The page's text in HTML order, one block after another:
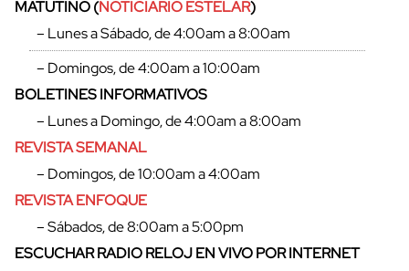
MATUTINO (NOTICIARIO ESTELAR)
– Lunes a Sábado, de 4:00am a 8:00am
– Domingos, de 4:00am a 10:00am
BOLETINES INFORMATIVOS
– Lunes a Domingo, de 4:00am a 8:00am
REVISTA SEMANAL
– Domingos, de 10:00am a 4:00am
REVISTA ENFOQUE
– Sábados, de 8:00am a 5:00pm
ESCUCHAR RADIO RELOJ EN VIVO POR INTERNET